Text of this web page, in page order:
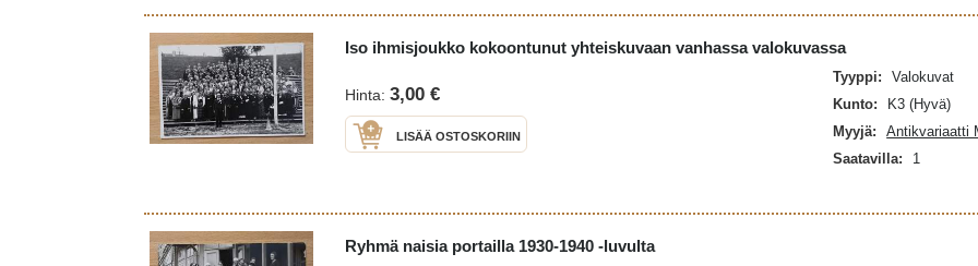
Iso ihmisjoukko kokoontunut yhteiskuvaan vanhassa valokuvassa
Hinta: 3,00 €
LISÄÄ OSTOSKORIIN
Tyyppi:
Valokuvat
Kunto:
K3 (Hyvä)
Myyjä:
Antikvariaatti
Saatavilla:
1
Ryhmä naisia portailla 1930-1940 -luvulta